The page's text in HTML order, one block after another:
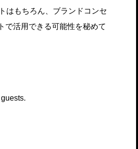
はもちろん、ブランドコンセ
で活用できる可能性を秘めて